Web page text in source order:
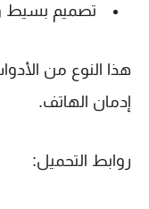
تصميم بسيط
هذا النوع من
إدمان الهاتف.
روابط التحميل: